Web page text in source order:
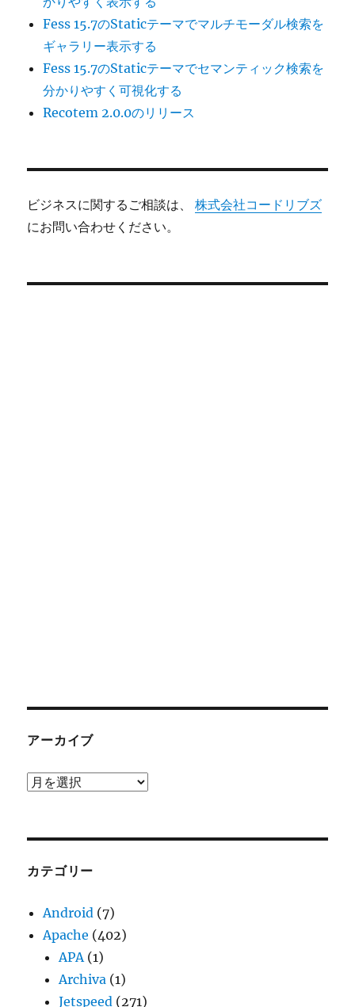
Fess 15.7のStaticテーマでマルチモーダル検索を
ギャラリー表示する
Fess 15.7のStaticテーマでセマンティック検索を
分かりやすく可視化する
Recotem 2.0.0のリリース
ビジネスに関するご相談は、株式会社コードリブズ
にお問い合わせください。
アーカイブ
ア
ブ
カテゴリー
Android (7)
Apache (402)
APA(1)
Archiva (1)
Jetspeed (271)